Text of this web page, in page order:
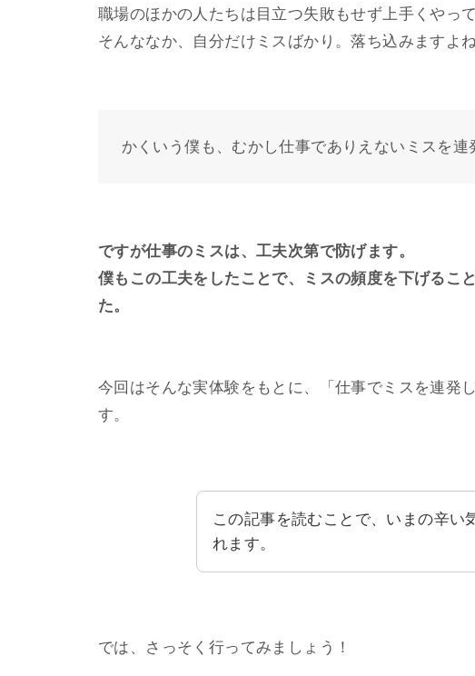
職場のほかの人たちは目立つ失敗もせず上手くやって
そんななか、自分だけミスばかり。落ち込みますよね
かくいう僕も、むかし仕事でありえないミスを連
ですが仕事のミスは、工夫次第で防げます。
僕もこの工夫をしたことで、ミスの頻度を下げるこ
た。
今回はそんな実体験をもとに、「仕事でミスを連発
す。
この記事を読むことで、いまの辛い
れます。
では、さっそく行ってみましょう！